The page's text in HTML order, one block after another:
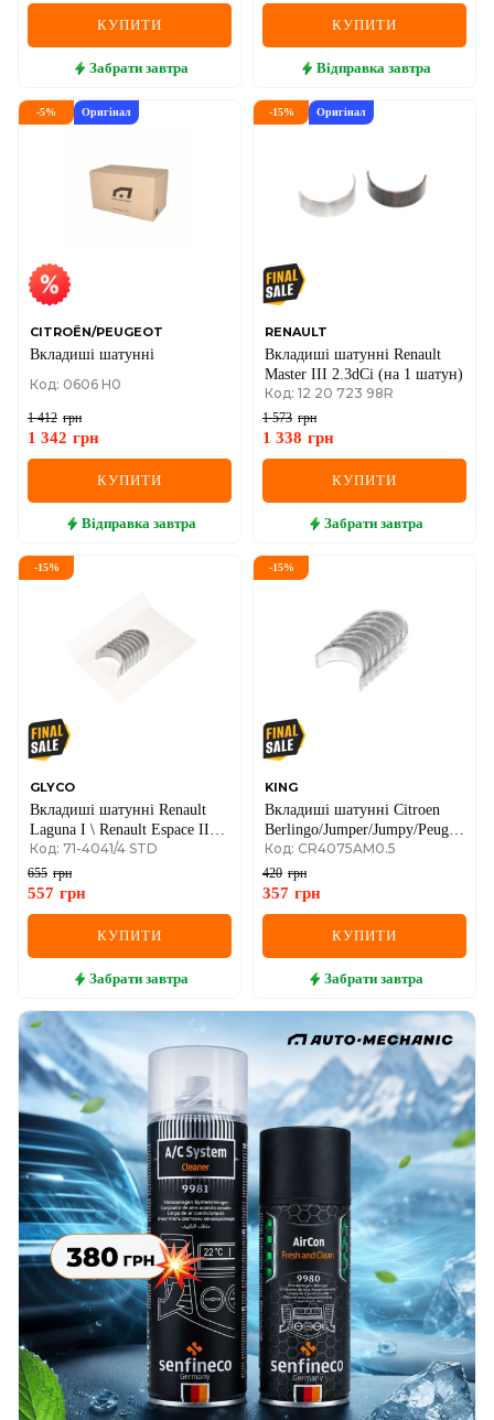
КУПИТИ
Забрати завтра
КУПИТИ
Відправка завтра
-5% Оригінал
CITROËN/PEUGEOT
Вкладиші шатунні
Код: 0606 H0
1 412 грн
1 342 грн
КУПИТИ
Відправка завтра
-15% Оригінал
RENAULT
Вкладиші шатунні Renault
Master III 2.3dCi (на 1 шатун)
Код: 12 20 723 98R
1 573 грн
1 338 грн
КУПИТИ
Забрати завтра
-15%
GLYCO
Вкладиші шатунні Renault
Laguna I \ Renault Espace III \
Renault Safrane II 2.2D +
2.2dT + 2.2 12V TD (STD)
Код: 71-4041/4 STD
655 грн
557 грн
КУПИТИ
Забрати завтра
-15%
KING
Вкладиші шатунні Citroen
Berlingo/Jumper/Jumpy/Peugeot
Boxer/Expert/Partner 1.9 D 96-
02 (+0.50)
Код: CR4075AM0.5
420 грн
357 грн
КУПИТИ
Забрати завтра